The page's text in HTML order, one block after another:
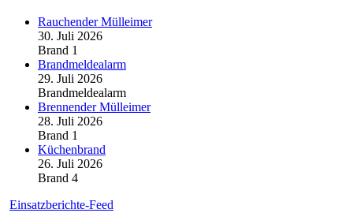
Rauchender Mülleimer
30. Juli 2026
Brand 1
Brandmeldealarm
29. Juli 2026
Brandmeldealarm
Brennender Mülleimer
28. Juli 2026
Brand 1
Küchenbrand
26. Juli 2026
Brand 4
Einsatzberichte-Feed